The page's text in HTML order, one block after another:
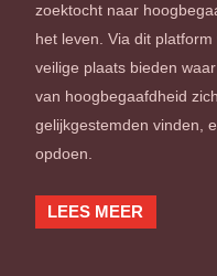
zoektocht naar
het leven. Via dit
veilige plaats bieden
van hoogbegaafdheid
gelijkgestemden vinden,
opdoen.
LEES MEER